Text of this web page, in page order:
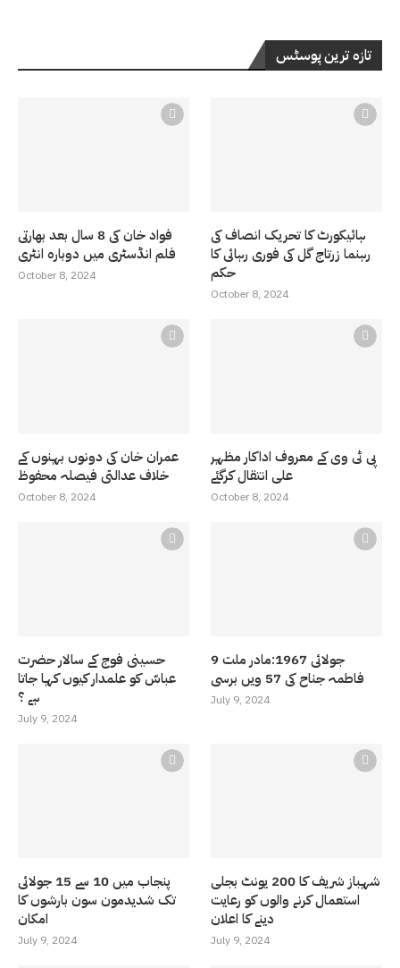
تازہ ترین پوسٹس
فواد خان کی 8 سال بعد بھارتی
فلم انڈسٹری میں دوبارہ انٹری
October 8, 2024
ہائیکورٹ کا تحریک انصاف کی
رہنما زرتاج گل کی فوری رہائی کا
حکم
October 8, 2024
عمران خان کی دونوں بہنوں کے
خلاف عدالتی فیصلہ محفوظ
October 8, 2024
پی ٹی وی کے معروف اداکار مظہر
علی انتقال کرگئے
October 8, 2024
حسینی فوج کے سالار حضرت
عباسّ کو علمدار کیوں کہا جاتا
ہے ؟
July 9, 2024
9 جولائی 1967:مادر ملت
فاطمہ جناح کی 57 ویں برسی
July 9, 2024
پنجاب میں 10 سے 15 جولائی
تک شدیدمون سون بارشوں کا
امکان
July 9, 2024
شہباز شریف کا 200 یونٹ بجلی
استعمال کرنے والوں کو رعایت
دینے کا اعلان
July 9, 2024